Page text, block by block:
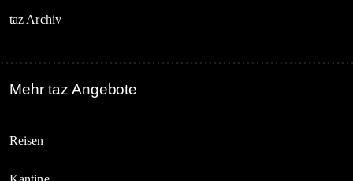
taz Archiv
Mehr taz Angebote
Reisen